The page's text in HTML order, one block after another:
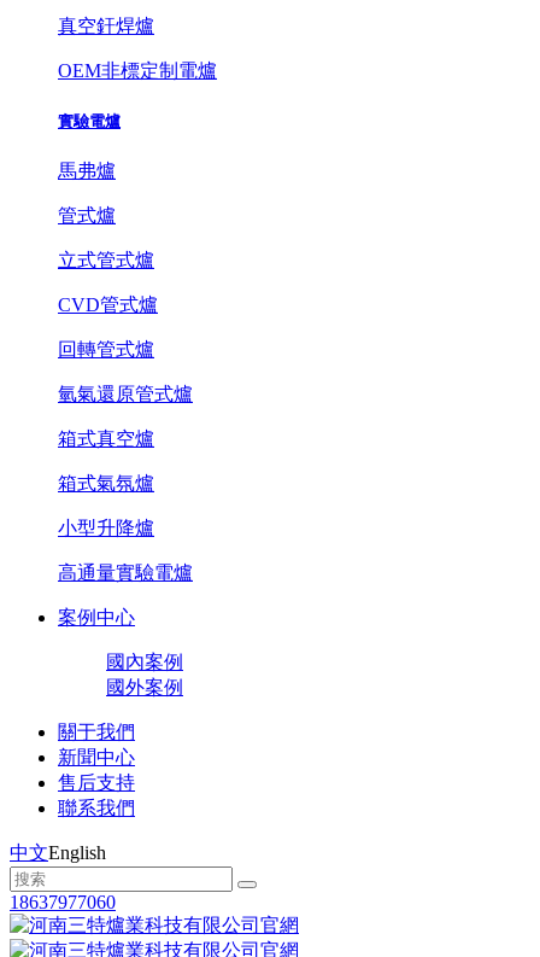
真空釬焊爐
OEM非標定制電爐
實驗電爐
馬弗爐
管式爐
立式管式爐
CVD管式爐
回轉管式爐
氫氣還原管式爐
箱式真空爐
箱式氣氛爐
小型升降爐
高通量實驗電爐
案例中心
國內案例
國外案例
關于我們
新聞中心
售后支持
聯系我們
中文English
18637977060